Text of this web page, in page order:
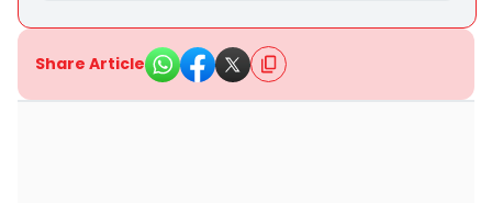
Share Article